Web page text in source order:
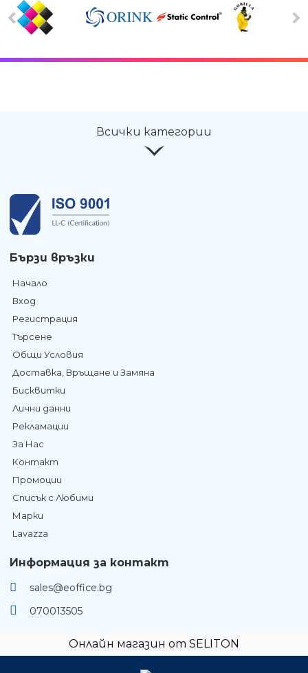
Всички категории
Бързи връзки
Начало
Вход
Регистрация
Търсене
Общи Условия
Доставка, Връщане и Замяна
Бисквитки
Лични данни
Рекламации
За Нас
Контакт
Промоции
Списък с Любими
Марки
Lavazza
Информация за контакт
sales@eoffice.bg
070013505
Онлайн магазин от SELITON